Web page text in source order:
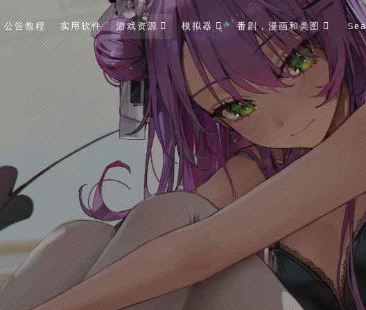
公告教程 实用软件 游戏资源 模拟器 番剧，漫画和美图